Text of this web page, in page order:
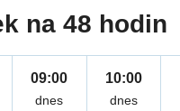
na 48 hodin
09:00
dnes
10:00
dnes